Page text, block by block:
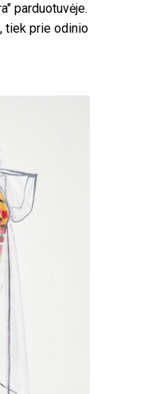
parduotuvėje.
tiek prie odinio